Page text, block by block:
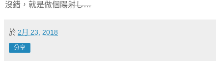
沒錯，就是做個陽射し…
於 2月 23, 2018
分享